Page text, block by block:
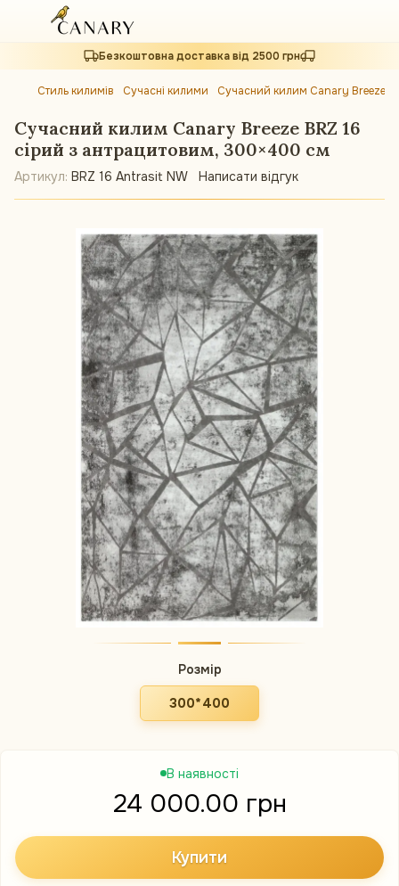
Безкоштовна доставка від 2500 грн
Стиль килимів Сучасні килими Сучасний килим Canary Breeze
Сучасний килим Canary Breeze BRZ 16
сірий з антрацитовим, 300×400 см
Артикул: BRZ 16 Antrasit NW Написати відгук
Розмір
300*400
В наявності
24 000.00 грн
Купити